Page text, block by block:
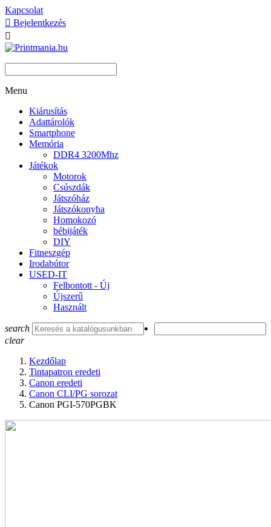
Kapcsolat
 Bejelentkezés

Menu
Kiárusítás
Adattárolók
Smartphone
Memória
DDR4 3200Mhz
Játékok
Motorok
Csúszdák
Játszóház
Játszókonyha
Homokozó
bébijáték
DIY
Fitneszgép
Irodabútor
USED-IT
Felbontott - Új
Újszerű
Használt
search
clear
Kezdőlap
Tintapatron eredeti
Canon eredeti
Canon CLI/PG sorozat
Canon PGI-570PGBK